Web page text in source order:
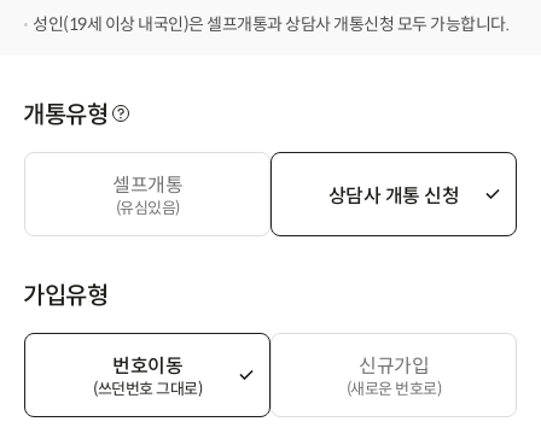
성인(19세 이상 내국인)은 셀프개통과 상담사 개통신청 모두 가능합니다.
개통유형
셀프개통
(유심있음) 상담사 개통 신청
가입유형
번호이동
(쓰던번호 그대로)
신규가입
(새로운 번호로)